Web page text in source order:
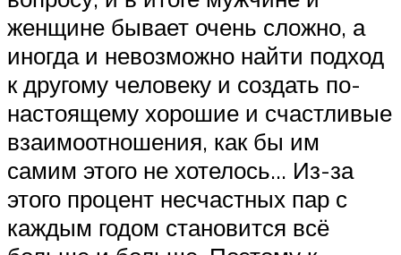
женщине бывает очень сложно, а
иногда и невозможно найти подход
к другому человеку и создать по-
настоящему хорошие и счастливые
взаимоотношения, как бы им
самим этого не хотелось… Из-за
этого процент несчастных пар с
каждым годом становится всё